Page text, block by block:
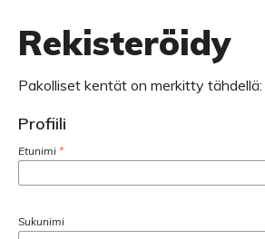
Rekisteröidy
Pakolliset kentät on merkitty tähdellä:
Profiili
Etunimi *
Sukunimi